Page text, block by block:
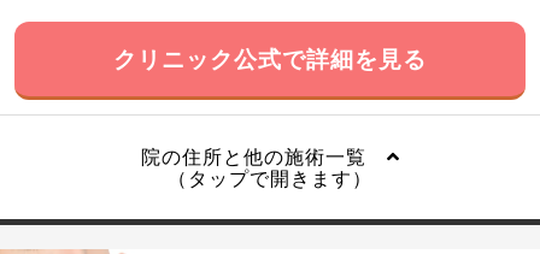
クリニック公式で詳細を見る
院の住所と他の施術一覧
（タップで開きます）